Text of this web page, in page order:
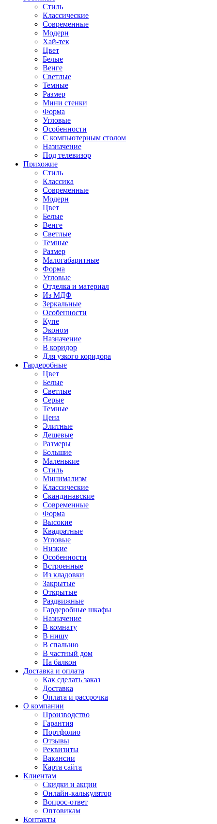
Стиль
Классические
Современные
Модерн
Хай-тек
Цвет
Белые
Венге
Светлые
Темные
Размер
Мини стенки
Форма
Угловые
Особенности
С компьютерным столом
Назначение
Под телевизор
Прихожие
Стиль
Классика
Современные
Модерн
Цвет
Белые
Венге
Светлые
Темные
Размер
Малогабаритные
Форма
Угловые
Отделка и материал
Из МДФ
Зеркальные
Особенности
Купе
Эконом
Назначение
В коридор
Для узкого коридора
Гардеробные
Цвет
Белые
Светлые
Серые
Темные
Цена
Элитные
Дешевые
Размеры
Большие
Маленькие
Стиль
Минимализм
Классические
Скандинавские
Современные
Форма
Высокие
Квадратные
Угловые
Низкие
Особенности
Встроенные
Из кладовки
Закрытые
Открытые
Раздвижные
Гардеробные шкафы
Назначение
В комнату
В нишу
В спальню
В частный дом
На балкон
Доставка и оплата
Как сделать заказ
Доставка
Оплата и рассрочка
О компании
Производство
Гарантия
Портфолио
Отзывы
Реквизиты
Вакансии
Карта сайта
Клиентам
Скидки и акции
Онлайн-калькулятор
Вопрос-ответ
Оптовикам
Контакты